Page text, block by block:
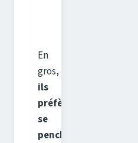
En
gros,
ils
préfèrent
se
pencher